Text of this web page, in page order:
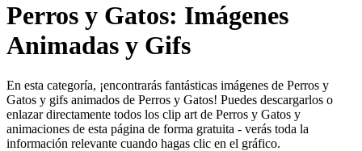
Perros y Gatos: Imágenes
Animadas y Gifs
En esta categoría, ¡encontrarás fantásticas imágenes de Perros y
Gatos y gifs animados de Perros y Gatos! Puedes descargarlos o
enlazar directamente todos los clip art de Perros y Gatos y
animaciones de esta página de forma gratuita - verás toda la
información relevante cuando hagas clic en el gráfico.